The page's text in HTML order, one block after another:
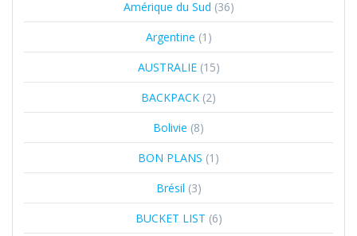
Amérique du Sud (36)
Argentine (1)
AUSTRALIE(15)
BACKPACK (2)
Bolivie (8)
BON PLANS (1)
Brésil (3)
BUCKET LIST (6)